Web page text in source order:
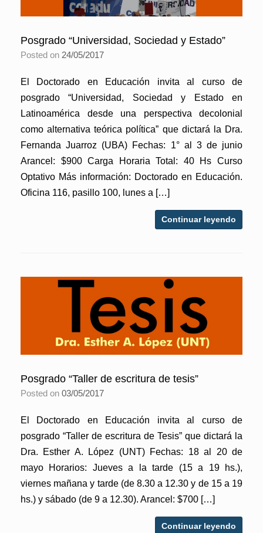
Posgrado “Universidad, Sociedad y Estado”
Posted on 24/05/2017
El Doctorado en Educación invita al curso de
posgrado “Universidad, Sociedad y Estado en
Latinoamérica desde una perspectiva decolonial
como alternativa teórica política” que dictará la Dra.
Fernanda Juarroz (UBA) Fechas: 1° al 3 de junio
Arancel: $900 Carga Horaria Total: 40 Hs Curso
Optativo Más información: Doctorado en Educación.
Oficina 116, pasillo 100, lunes a […]
Continuar leyendo
Posgrado “Taller de escritura de tesis”
Posted on 03/05/2017
El Doctorado en Educación invita al curso de
posgrado “Taller de escritura de Tesis” que dictará la
Dra. Esther A. López (UNT) Fechas: 18 al 20 de
mayo Horarios: Jueves a la tarde (15 a 19 hs.),
viernes mañana y tarde (de 8.30 a 12.30 y de 15 a 19
hs.) y sábado (de 9 a 12.30). Arancel: $700 […]
Continuar leyendo